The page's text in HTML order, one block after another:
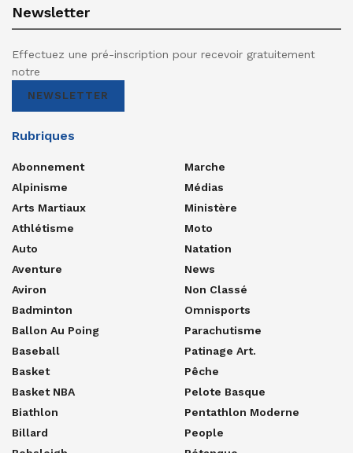
Newsletter
Effectuez une pré-inscription pour recevoir gratuitement
notre
NEWSLETTER
Rubriques
Abonnement
Alpinisme
Arts Martiaux
Athlétisme
Auto
Aventure
Aviron
Badminton
Ballon Au Poing
Baseball
Basket
Basket NBA
Biathlon
Billard
Marche
Médias
Ministère
Moto
Natation
News
Non Classé
Omnisports
Parachutisme
Patinage Art.
Pêche
Pelote Basque
Pentathlon Moderne
People